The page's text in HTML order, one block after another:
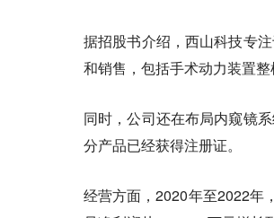
据招股书介绍，西山科技专
和销售，包括手术动力装置整
同时，公司还在布局内窥镜
分产品已经获得注册证。
经营方面，2020年至2022年